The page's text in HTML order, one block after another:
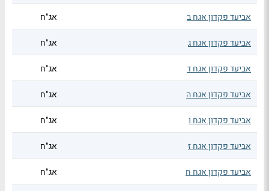
אביעד פקדון אגח ב אג"ח
אביעד פקדון אגח ג אג"ח
אביעד פקדון אגח ד אג"ח
אביעד פקדון אגח ה אג"ח
אביעד פקדון אגח ו אג"ח
אביעד פקדון אגח ז אג"ח
אביעד פקדון אגח ח אג"ח